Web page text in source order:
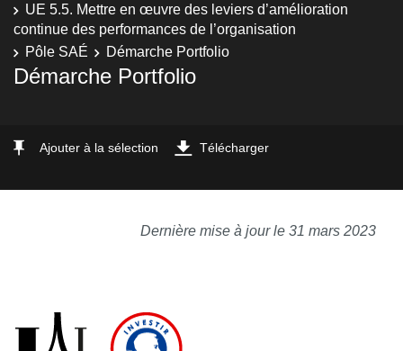
UE 5.5. Mettre en œuvre des leviers d’amélioration
continue des performances de l’organisation
Pôle SAÉ
Démarche Portfolio
Démarche Portfolio
Ajouter à la sélection Télécharger
Dernière mise à jour le 31 mars 2023